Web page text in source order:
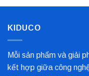
KIDUCO
Mỗi sản phẩm và giải
kết hợp giữa công